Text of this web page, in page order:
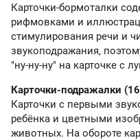
Карточки-бормоталки
рифмовками и
стимулирования речи и
звукоподражания,
"ну-ну-ну" на карточке с
Карточки-подражалки
Карточки с первыми
ребёнка и цветными
животных. На обороте